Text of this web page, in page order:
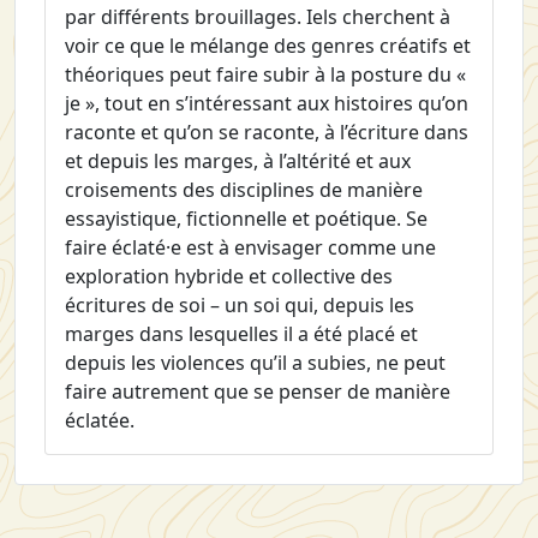
par différents brouillages. Iels cherchent à
voir ce que le mélange des genres créatifs et
théoriques peut faire subir à la posture du «
je », tout en s’intéressant aux histoires qu’on
raconte et qu’on se raconte, à l’écriture dans
et depuis les marges, à l’altérité et aux
croisements des disciplines de manière
essayistique, fictionnelle et poétique. Se
faire éclaté·e est à envisager comme une
exploration hybride et collective des
écritures de soi – un soi qui, depuis les
marges dans lesquelles il a été placé et
depuis les violences qu’il a subies, ne peut
faire autrement que se penser de manière
éclatée.